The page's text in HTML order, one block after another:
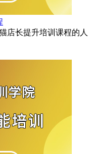
店长提升培训课程的人